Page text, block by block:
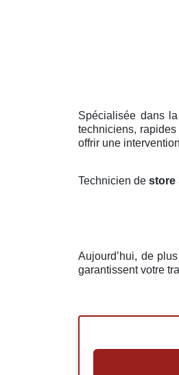
Spécialisée dans
techniciens,
offrir une
Technicien de store
Aujourd’hui, de
garantissent votre